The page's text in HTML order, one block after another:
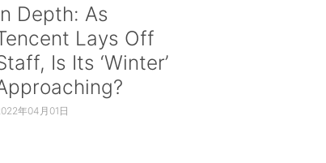
Depth: As
Lays Off
Is Its ‘Winter’
年04月01日